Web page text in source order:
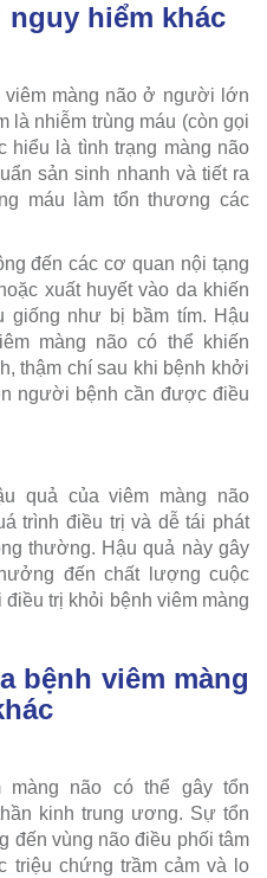
nguy hiểm khác
viêm màng não ở người lớn
là nhiễm trùng máu (còn gọi
hiểu là tình trạng màng não
sản sinh nhanh và tiết ra
máu làm tổn thương các
đến các cơ quan nội tạng
xuất huyết vào da khiến
giống như bị bầm tím. Hậu
màng não có thể khiến
thậm chí sau khi bệnh khởi
người bệnh cần được điều
quả của viêm màng não
trình điều trị và dễ tái phát
thường. Hậu quả này gây
đến chất lượng cuộc
trị khỏi bệnh viêm màng
bệnh viêm màng
màng não có thể gây tổn
kinh trung ương. Sự tổn
đến vùng não điều phối tâm
triệu chứng trầm cảm và lo